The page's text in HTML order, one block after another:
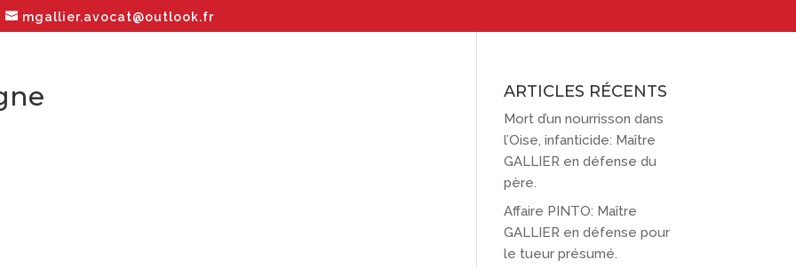
mgallier.avocat@outlook.fr
ARTICLES RÉCENTS
Mort d’un nourrisson dans
l’Oise, infanticide: Maître
GALLIER en défense du
père.
Affaire PINTO: Maître
GALLIER en défense pour
le tueur présumé.